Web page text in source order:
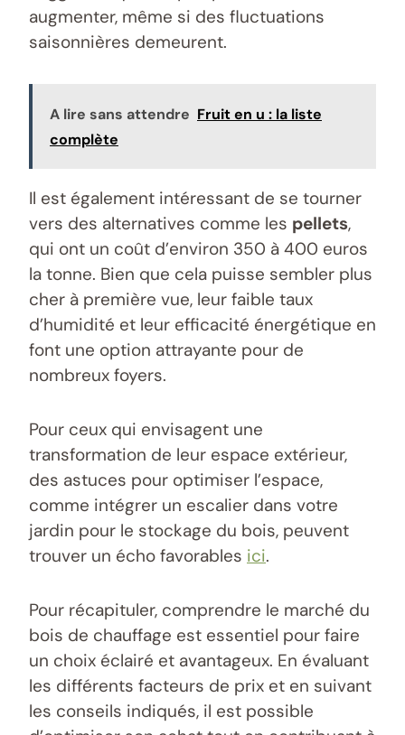
augmenter, même si des fluctuations
saisonnières demeurent.
A lire sans attendre Fruit en u : la liste
complète
Il est également intéressant de se tourner
vers des alternatives comme les pellets,
qui ont un coût d’environ 350 à 400 euros
la tonne. Bien que cela puisse sembler plus
cher à première vue, leur faible taux
d’humidité et leur efficacité énergétique en
font une option attrayante pour de
nombreux foyers.
Pour ceux qui envisagent une
transformation de leur espace extérieur,
des astuces pour optimiser l’espace,
comme intégrer un escalier dans votre
jardin pour le stockage du bois, peuvent
trouver un écho favorables ici.
Pour récapituler, comprendre le marché du
bois de chauffage est essentiel pour faire
un choix éclairé et avantageux. En évaluant
les différents facteurs de prix et en suivant
les conseils indiqués, il est possible